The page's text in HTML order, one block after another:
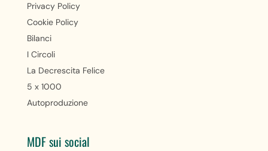
Privacy Policy
Cookie Policy
Bilanci
I Circoli
La Decrescita Felice
5 x 1000
Autoproduzione
MDF sui social